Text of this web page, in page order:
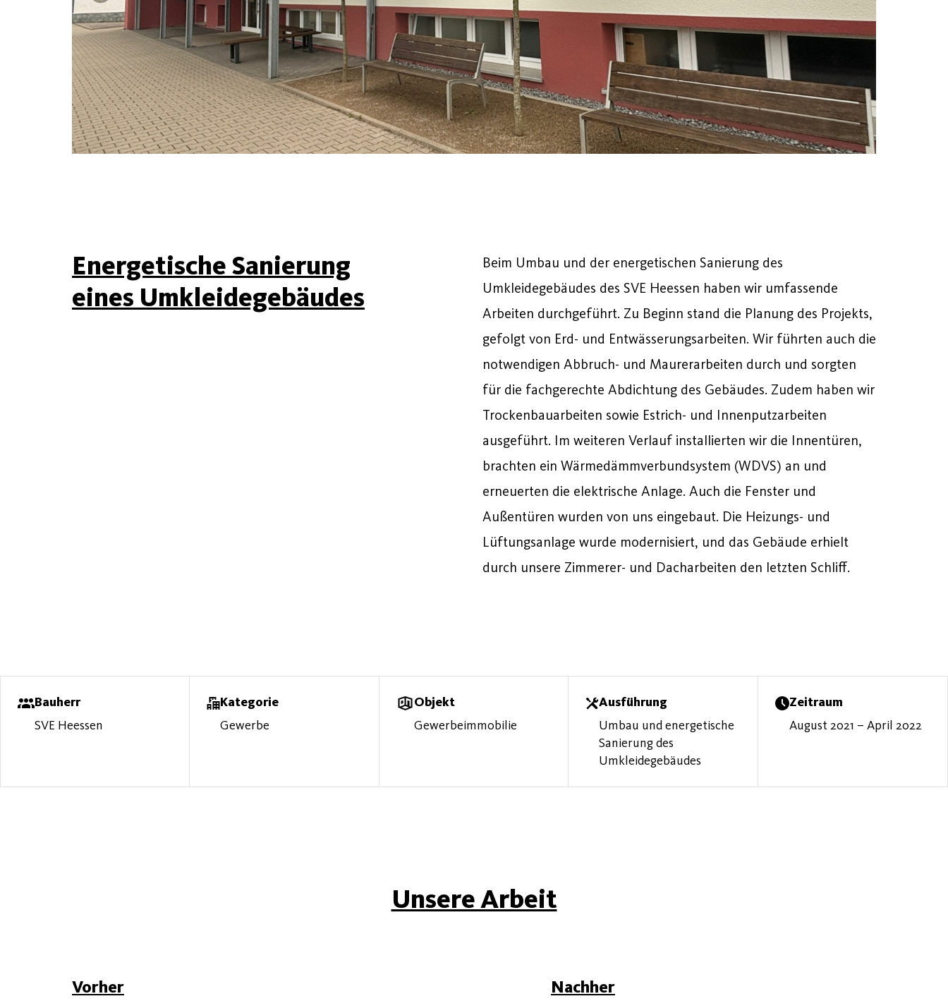
Energetische Sanierung
eines Umkleidegebäudes
Beim Umbau und der energetischen Sanierung des
Umkleidegebäudes des SVE Heessen haben wir umfassende
Arbeiten durchgeführt. Zu Beginn stand die Planung des Projekts,
gefolgt von Erd- und Entwässerungsarbeiten. Wir führten auch die
notwendigen Abbruch- und Maurerarbeiten durch und sorgten
für die fachgerechte Abdichtung des Gebäudes. Zudem haben wir
Trockenbauarbeiten sowie Estrich- und Innenputzarbeiten
ausgeführt. Im weiteren Verlauf installierten wir die Innentüren,
brachten ein Wärmedämmverbundsystem (WDVS) an und
erneuerten die elektrische Anlage. Auch die Fenster und
Außentüren wurden von uns eingebaut. Die Heizungs- und
Lüftungsanlage wurde modernisiert, und das Gebäude erhielt
durch unsere Zimmerer- und Dacharbeiten den letzten Schliff.
Bauherr
SVE Heessen
Kategorie
Gewerbe
Objekt
Gewerbeimmobilie
Ausführung
Umbau und energetische
Sanierung des
Umkleidegebäudes
Zeitraum
August 2021 – April 2022
Unsere Arbeit
Vorher Nachher